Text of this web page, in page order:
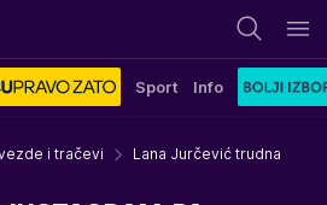
Sport Info
i tračevi Lana Jurčević trudna